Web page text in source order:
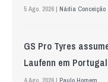
5 Ago. 2026 | Nádia Conceição
GS Pro Tyres
Laufenn em Portugal
4 Ago. 2026 | Paulo Homem